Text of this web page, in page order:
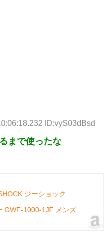
ID:vyS03dBsd
まで使ったな
ジーショック
GWF-1000-1JF メンズ